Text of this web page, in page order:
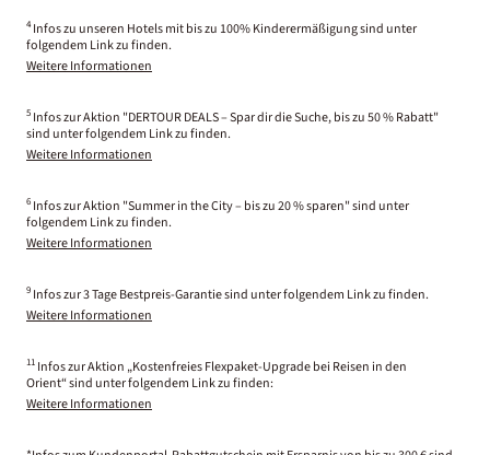
4 Infos zu unseren Hotels mit bis zu 100% Kinderermäßigung sind unter
folgendem Link zu finden.
Weitere Informationen
5 Infos zur Aktion "DERTOUR DEALS – Spar dir die Suche, bis zu 50 % Rabatt"
sind unter folgendem Link zu finden.
Weitere Informationen
6 Infos zur Aktion "Summer in the City – bis zu 20 % sparen" sind unter
folgendem Link zu finden.
Weitere Informationen
9 Infos zur 3 Tage Bestpreis-Garantie sind unter folgendem Link zu finden.
Weitere Informationen
11 Infos zur Aktion „Kostenfreies Flexpaket-Upgrade bei Reisen in den
Orient“ sind unter folgendem Link zu finden:
Weitere Informationen